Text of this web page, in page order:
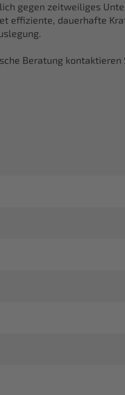
gegen zeitweiliges
effiziente, dauerhafte
Beratung kontaktieren